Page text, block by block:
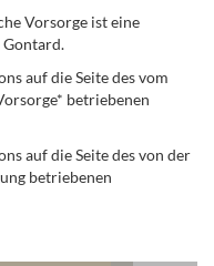
Vorsorge ist eine
Gontard.
auf die Seite des vom
betriebenen
auf die Seite des von der
betriebenen